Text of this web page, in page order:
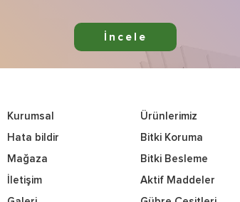
İncele
Kurumsal
Hata bildir
Mağaza
İletişim
Ürünlerimiz
Bitki Koruma
Bitki Besleme
Aktif Maddeler